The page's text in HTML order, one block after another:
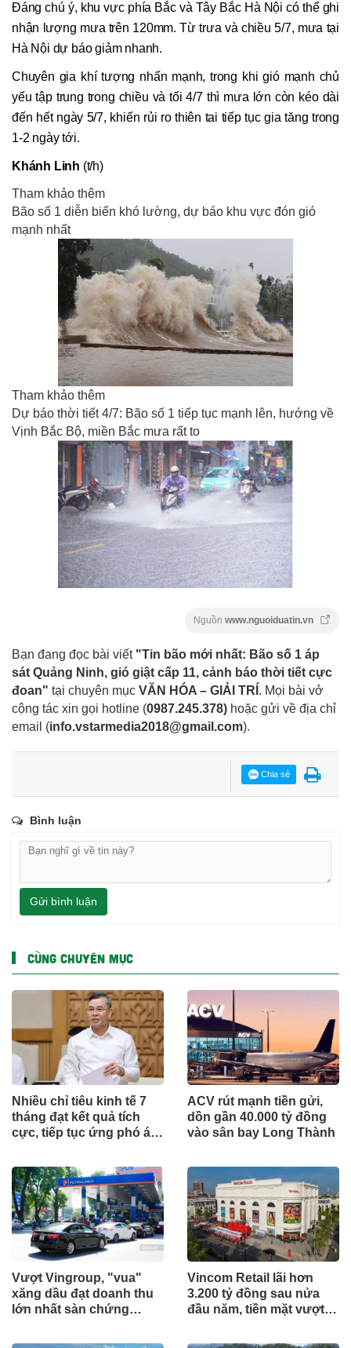
Đáng chú ý, khu vực phía Bắc và Tây Bắc Hà Nội có thể ghi
nhận lượng mưa trên 120mm. Từ trưa và chiều 5/7, mưa tại
Hà Nội dự báo giảm nhanh.
Chuyên gia khí tượng nhấn mạnh, trong khi gió mạnh chủ
yếu tập trung trong chiều và tối 4/7 thì mưa lớn còn kéo dài
đến hết ngày 5/7, khiến rủi ro thiên tai tiếp tục gia tăng trong
1-2 ngày tới.
Khánh Linh (t/h)
Tham khảo thêm
Bão số 1 diễn biến khó lường, dự báo khu vực đón gió
mạnh nhất
Tham khảo thêm
Dự báo thời tiết 4/7: Bão số 1 tiếp tục mạnh lên, hướng về
Vịnh Bắc Bộ, miền Bắc mưa rất to
Nguồn www.nguoiduatin.vn
Bạn đang đọc bài viết "Tin bão mới nhất: Bão số 1 áp
sát Quảng Ninh, gió giật cấp 11, cảnh báo thời tiết cực
đoan" tại chuyên mục VĂN HÓA – GIẢI TRÍ . Mọi bài vở
cộng tác xin gọi hotline (0987.245.378) hoặc gửi về địa chỉ
email (info.vstarmedia2018@gmail.com).
Chia sẻ
Bình luận
Gửi bình luận
CÙNG CHUYÊN MỤC
Nhiều chỉ tiêu kinh tế 7
tháng đạt kết quả tích
cực, tiếp tục ứng phó áp
ACV rút mạnh tiền gửi,
dồn gần 40.000 tỷ đồng
vào sân bay Long Thành
Vượt Vingroup, "vua"
xăng dầu đạt doanh thu
lớn nhất sàn chứng
Vincom Retail lãi hơn
3.200 tỷ đồng sau nửa
đầu năm, tiền mặt vượt